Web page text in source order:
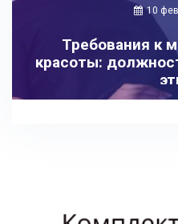
10
Требования к
красоты: